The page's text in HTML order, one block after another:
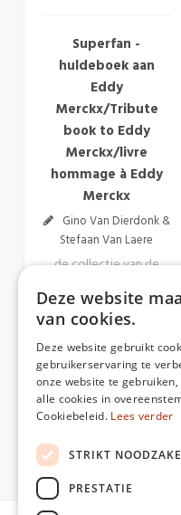
Superfan -
huldeboek aan
Eddy
Merckx/Tribute
book to Eddy
Merckx/livre
hommage à Eddy
Merckx
Gino Van Dierdonk &
Stefaan Van Laere
de collectie van de
fan in woord en beeld
€ 35.00
€ 30.00
Deze website
van cookies.
Deze website gebruikt
gebruikerservaring te
onze website te
alle cookies in
Cookiebeleid. Lees verder
STRIKT
PRESTATIE